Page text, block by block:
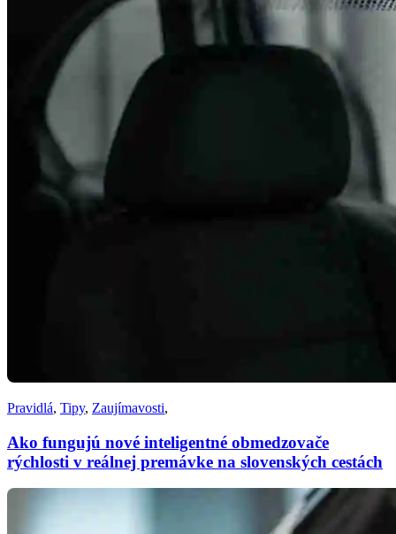
Pravidlá, Tipy, Zaujímavosti,
Ako fungujú nové inteligentné obmedzovače
rýchlosti v reálnej premávke na slovenských cestách